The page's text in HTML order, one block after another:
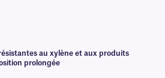
au xylène et aux produits
prolongée